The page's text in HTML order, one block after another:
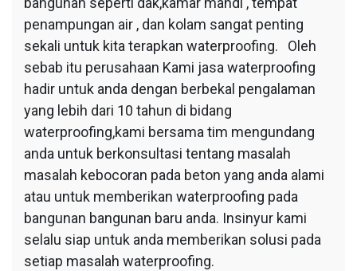
penampungan air , dan kolam sangat penting
sekali untuk kita terapkan waterproofing. Oleh
sebab itu perusahaan Kami jasa waterproofing
hadir untuk anda dengan berbekal pengalaman
yang lebih dari 10 tahun di bidang
waterproofing,kami bersama tim mengundang
anda untuk berkonsultasi tentang masalah
masalah kebocoran pada beton yang anda alami
atau untuk memberikan waterproofing pada
bangunan bangunan baru anda. Insinyur kami
selalu siap untuk anda memberikan solusi pada
setiap masalah waterproofing.